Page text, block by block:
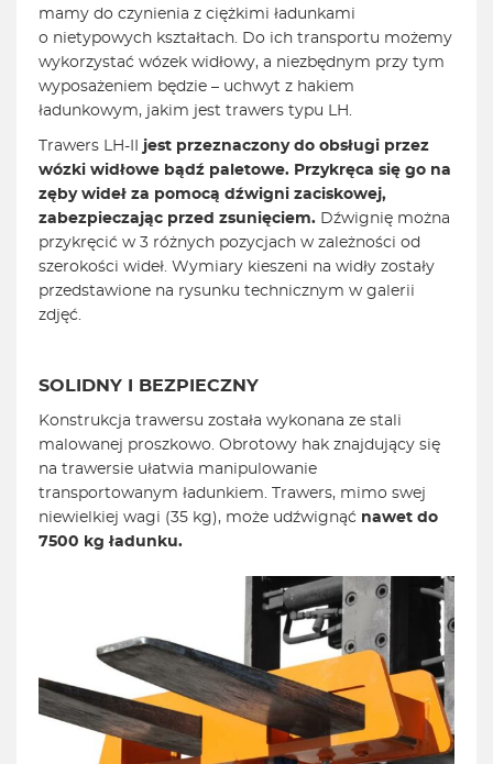
mamy do czynienia z ciężkimi ładunkami
o nietypowych kształtach. Do ich transportu możemy
wykorzystać wózek widłowy, a niezbędnym przy tym
wyposażeniem będzie – uchwyt z hakiem
ładunkowym, jakim jest trawers typu LH.
Trawers LH-II jest przeznaczony do obsługi przez
wózki widłowe bądź paletowe. Przykręca się go na
zęby wideł za pomocą dźwigni zaciskowej,
zabezpieczając przed zsunięciem. Dźwignię można
przykręcić w 3 różnych pozycjach w zależności od
szerokości wideł. Wymiary kieszeni na widły zostały
przedstawione na rysunku technicznym w galerii
zdjęć.
SOLIDNY I BEZPIECZNY
Konstrukcja trawersu została wykonana ze stali
malowanej proszkowo. Obrotowy hak znajdujący się
na trawersie ułatwia manipulowanie
transportowanym ładunkiem. Trawers, mimo swej
niewielkiej wagi (35 kg), może udźwignąć nawet do
7500 kg ładunku.